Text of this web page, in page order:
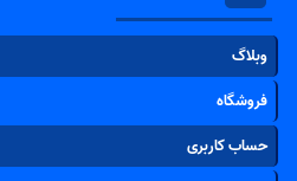
وبلاگ
فروشگاه
حساب کاربری